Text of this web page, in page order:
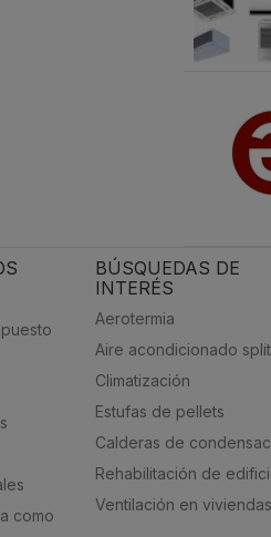
como
BÚSQUEDAS DE
INTERÉS
Aerotermia
Aire acondicionado split
Climatización
Estufas de pellets
Calderas de
Rehabilitación de
Ventilación en viviendas